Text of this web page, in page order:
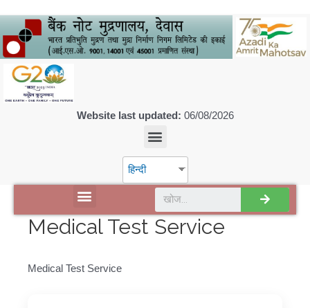
Website last updated: 06/08/2026
हिन्दी
Medical Test Service
Medical Test Service